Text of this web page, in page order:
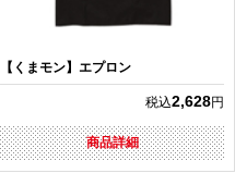
【くまモン】エプロン
税込2,628円
商品詳細